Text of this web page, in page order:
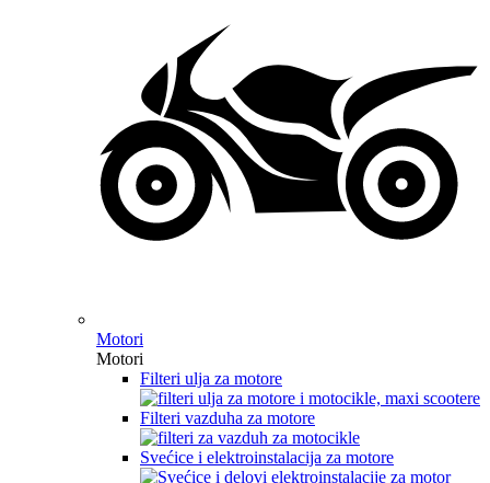
Motori
Motori
Filteri ulja za motore
Filteri vazduha za motore
Svećice i elektroinstalacija za motore